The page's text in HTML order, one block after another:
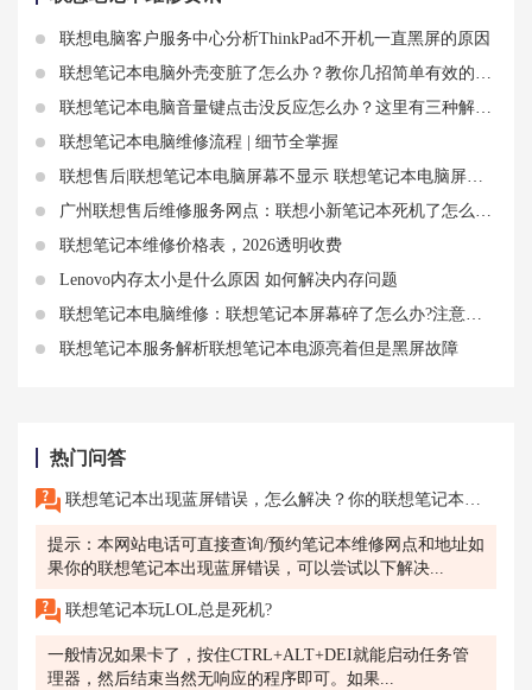
联想电脑客户服务中心分析ThinkPad不开机一直黑屏的原因
联想笔记本电脑外壳变脏了怎么办？教你几招简单有效的清洁方法
联想笔记本电脑音量键点击没反应怎么办？这里有三种解决方案
联想笔记本电脑维修流程 | 细节全掌握
联想售后|联想笔记本电脑屏幕不显示 联想笔记本电脑屏幕更换
广州联想售后维修服务网点：联想小新笔记本死机了怎么恢复正常
联想笔记本维修价格表，2026透明收费
Lenovo内存太小是什么原因 如何解决内存问题
联想笔记本电脑维修：联想笔记本屏幕碎了怎么办?注意哪些方面？
联想笔记本服务解析联想笔记本电源亮着但是黑屏故障
热门问答
联想笔记本出现蓝屏错误，怎么解决？你的联想笔记本突然出现蓝屏错误，无法正常使用。
提示：本网站电话可直接查询/预约笔记本维修网点和地址如
果你的联想笔记本出现蓝屏错误，可以尝试以下解决...
联想笔记本玩LOL总是死机?
一般情况如果卡了，按住CTRL+ALT+DEI就能启动任务管
理器，然后结束当然无响应的程序即可。如果...